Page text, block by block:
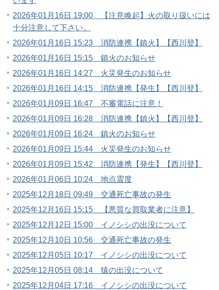
2026年01月16日 19:00 【注意喚起】火の取り扱いには
十分注意して下さい。
2026年01月16日 15:23 消防連携【鎮火】【西川登】
2026年01月16日 15:15 鎮火のお知らせ
2026年01月16日 14:27 火災発生のお知らせ
2026年01月16日 14:15 消防連携【発生】【西川登】
2026年01月09日 16:47 不審電話に注意！
2026年01月09日 16:28 消防連携【鎮火】【西川登】
2026年01月09日 16:24 鎮火のお知らせ
2026年01月09日 15:44 火災発生のお知らせ
2026年01月09日 15:42 消防連携【発生】【西川登】
2026年01月06日 10:24 地点震度
2025年12月18日 09:49 交通死亡事故の発生
2025年12月16日 15:15 【悪質な買取業者に注意】
2025年12月12日 15:00 イノシシの出没について
2025年12月10日 10:56 交通死亡事故の発生
2025年12月05日 10:17 イノシシの出没について
2025年12月05日 08:14 猿の出没について
2025年12月04日 17:16 イノシシの出没について